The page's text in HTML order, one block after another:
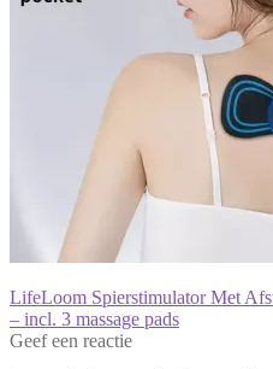
Bericht
navigatie
Vorig
bericht:
LifeLoom Spierstimulator Met
– incl. 3 massage pads
Geef een reactie